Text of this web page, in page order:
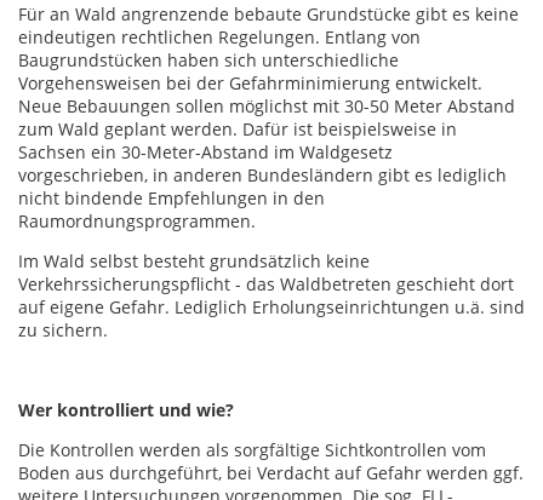
Für an Wald angrenzende bebaute Grundstücke gibt es keine
eindeutigen rechtlichen Regelungen. Entlang von
Baugrundstücken haben sich unterschiedliche
Vorgehensweisen bei der Gefahrminimierung entwickelt.
Neue Bebauungen sollen möglichst mit 30-50 Meter Abstand
zum Wald geplant werden. Dafür ist beispielsweise in
Sachsen ein 30-Meter-Abstand im Waldgesetz
vorgeschrieben, in anderen Bundesländern gibt es lediglich
nicht bindende Empfehlungen in den
Raumordnungsprogrammen.
Im Wald selbst besteht grundsätzlich keine
Verkehrssicherungspflicht - das Waldbetreten geschieht dort
auf eigene Gefahr. Lediglich Erholungseinrichtungen u.ä. sind
zu sichern.
Wer kontrolliert und wie?
Die Kontrollen werden als sorgfältige Sichtkontrollen vom
Boden aus durchgeführt, bei Verdacht auf Gefahr werden ggf.